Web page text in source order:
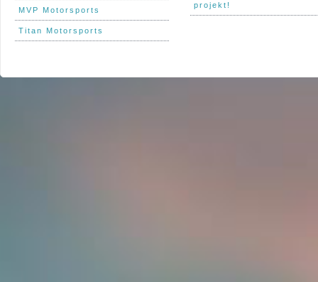
MVP Motorsports
Titan Motorsports
projekt!